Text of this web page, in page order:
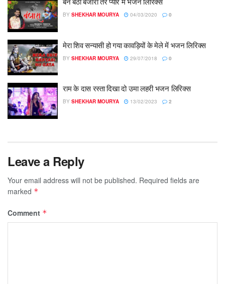
BY SHEKHAR MOURYA 04/03/2020 0
मेरा शिव सन्यासी हो गया कावड़ियों के मेले में भजन लिरिक्स
BY SHEKHAR MOURYA 29/07/2018 0
राम के दास रस्ता दिखा दो उमा लहरी भजन लिरिक्स
BY SHEKHAR MOURYA 13/02/2023 2
Leave a Reply
Your email address will not be published. Required fields are
marked *
Comment *